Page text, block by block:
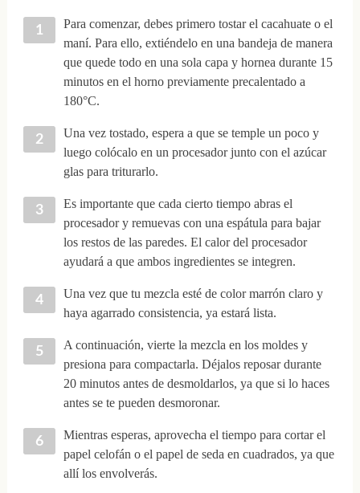
Para comenzar, debes primero tostar el cacahuate o el
maní. Para ello, extiéndelo en una bandeja de manera
que quede todo en una sola capa y hornea durante 15
minutos en el horno previamente precalentado a
180°C.
Una vez tostado, espera a que se temple un poco y
luego colócalo en un procesador junto con el azúcar
glas para triturarlo.
Es importante que cada cierto tiempo abras el
procesador y remuevas con una espátula para bajar
los restos de las paredes. El calor del procesador
ayudará a que ambos ingredientes se integren.
Una vez que tu mezcla esté de color marrón claro y
haya agarrado consistencia, ya estará lista.
A continuación, vierte la mezcla en los moldes y
presiona para compactarla. Déjalos reposar durante
20 minutos antes de desmoldarlos, ya que si lo haces
antes se te pueden desmoronar.
Mientras esperas, aprovecha el tiempo para cortar el
papel celofán o el papel de seda en cuadrados, ya que
allí los envolverás.